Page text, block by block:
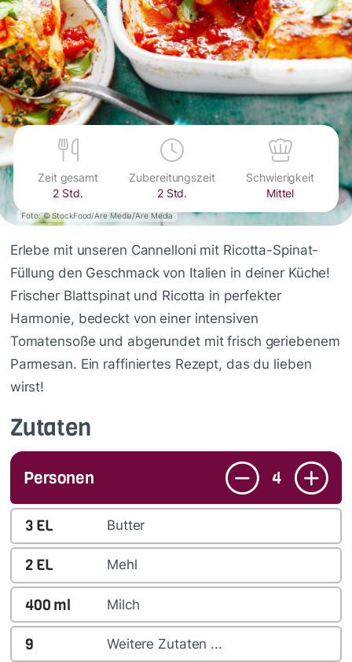
Foto: © StockFood/Are Media/Are Media
Zeit gesamt
2 Std.
Zubereitungszeit
2 Std.
Schwierigkeit
Mittel
Erlebe mit unseren Cannelloni mit Ricotta-Spinat-
Füllung den Geschmack von Italien in deiner Küche!
Frischer Blattspinat und Ricotta in perfekter
Harmonie, bedeckt von einer intensiven
Tomatensoße und abgerundet mit frisch geriebenem
Parmesan. Ein raffiniertes Rezept, das du lieben
wirst!
Zutaten
Personen 4
3 EL Butter
2 EL Mehl
400 ml Milch
9 Weitere Zutaten ...